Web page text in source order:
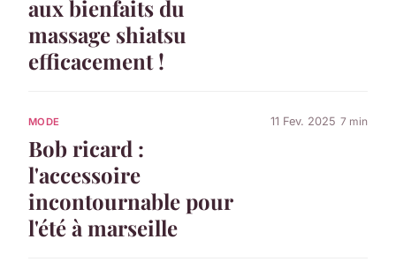
aux bienfaits du
massage shiatsu
efficacement !
MODE
Bob ricard :
l'accessoire
incontournable pour
l'été à marseille
11 Fev. 2025 7 min